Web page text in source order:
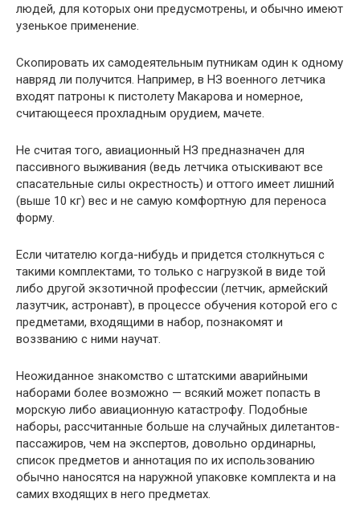
людей, для которых они предусмотрены, и обычно имеют
узенькое применение.
Скопировать их самодеятельным путникам один к одному
навряд ли получится. Например, в НЗ военного летчика
входят патроны к пистолету Макарова и номерное,
считающееся прохладным орудием, мачете.
Не считая того, авиационный НЗ предназначен для
пассивного выживания (ведь летчика отыскивают все
спасательные силы окрестность) и оттого имеет лишний
(выше 10 кг) вес и не самую комфортную для переноса
форму.
Если читателю когда-нибудь и придется столкнуться с
такими комплектами, то только с нагрузкой в виде той
либо другой экзотичной профессии (летчик, армейский
лазутчик, астронавт), в процессе обучения которой его с
предметами, входящими в набор, познакомят и
воззванию с ними научат.
Неожиданное знакомство с штатскими аварийными
наборами более возможно — всякий может попасть в
морскую либо авиационную катастрофу. Подобные
наборы, рассчитанные больше на случайных дилетантов-
пассажиров, чем на экспертов, довольно ординарны,
список предметов и аннотация по их использованию
обычно наносятся на наружной упаковке комплекта и на
самих входящих в него предметах.